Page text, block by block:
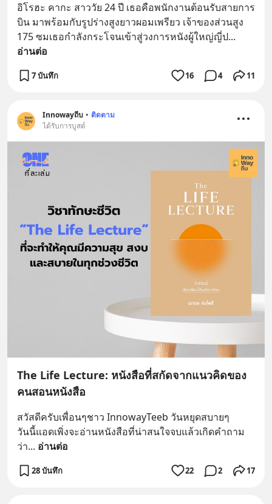
อิโรฮะ คากะ สาววัย 24 ปี เธอคือพนักงานต้อนรับสายการ
บิน มาพร้อมกับรูปร่างสูงยาวผอมเพรียว เจ้าของส่วนสูง
175 ซมเธอกำลังกระโจนเข้าสู่วงการหนังผู้ใหญ่ญี่ป
อ่านต่อ
7 บันทึก 16 4 11
Innowayถีบ • ติดตาม
ได้รับการบูสต์
The Life Lecture: หนังสือที่สกัดจากแนวคิดของ
คนสอนหนังสือ
สวัสดีครับเพื่อนๆชาว InnowayTeeb วันหยุดสบายๆ
วันนี้แอดเพิ่งจะอ่านหนังสือที่น่าสนใจจบแล้วเกิดคำถาม
ว่า... อ่านต่อ
28 บันทึก 22 2 17